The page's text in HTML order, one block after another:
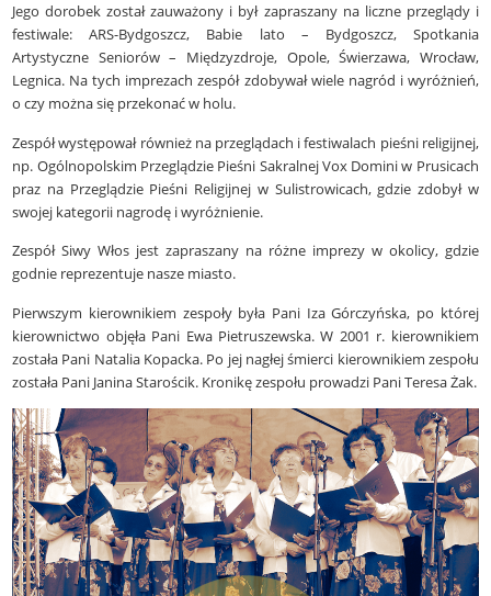
Jego dorobek został zauważony i był zapraszany na liczne przeglądy i
festiwale: ARS-Bydgoszcz, Babie lato – Bydgoszcz, Spotkania
Artystyczne Seniorów – Międzyzdroje, Opole, Świerzawa, Wrocław,
Legnica. Na tych imprezach zespół zdobywał wiele nagród i wyróżnień,
o czy można się przekonać w holu.
Zespół występował również na przeglądach i festiwalach pieśni religijnej,
np. Ogólnopolskim Przeglądzie Pieśni Sakralnej Vox Domini w Prusicach
praz na Przeglądzie Pieśni Religijnej w Sulistrowicach, gdzie zdobył w
swojej kategorii nagrodę i wyróżnienie.
Zespół Siwy Włos jest zapraszany na różne imprezy w okolicy, gdzie
godnie reprezentuje nasze miasto.
Pierwszym kierownikiem zespoły była Pani Iza Górczyńska, po której
kierownictwo objęła Pani Ewa Pietruszewska. W 2001 r. kierownikiem
została Pani Natalia Kopacka. Po jej nagłej śmierci kierownikiem zespołu
została Pani Janina Starościk. Kronikę zespołu prowadzi Pani Teresa Żak.